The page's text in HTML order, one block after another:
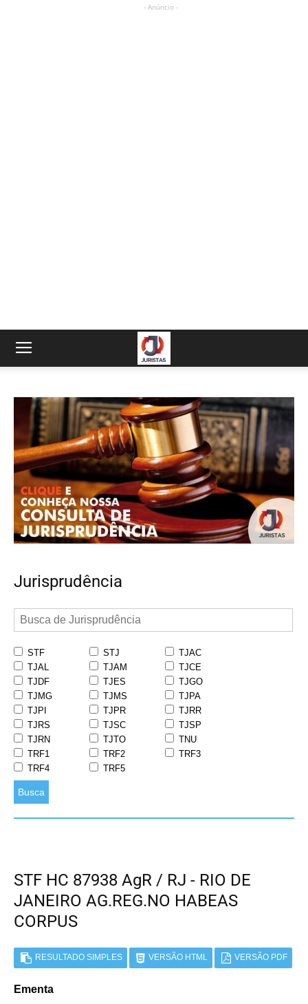
- Anúncio -
Jurisprudência
STF STJ
TJAC
TJAL
TJAM
TJCE
TJDF
TJES
TJGO
TJMG
TJMS
TJPA
TJPI
TJPR
TJRR
TJRS
TJSC
TJSP
TJRN
TJTO
TNU
TRF1
TRF2
TRF3
TRF4
TRF5
Busca
STF HC 87938 AgR / RJ - RIO DE
JANEIRO AG.REG.NO HABEAS
CORPUS
RESULTADO SIMPLES VERSÃO HTML VERSÃO PDF
Ementa